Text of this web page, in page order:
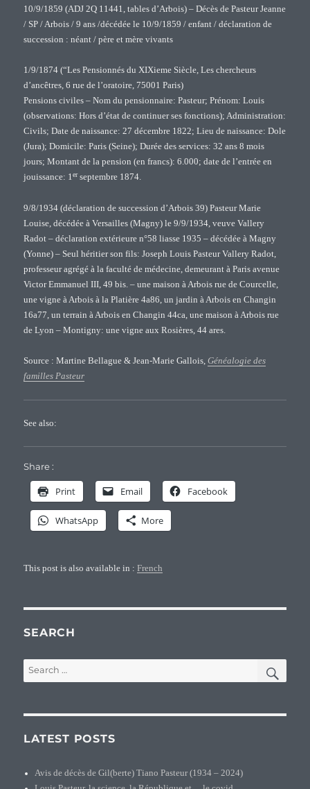
10/9/1859 (ADJ 2Q 11441, tables d’Arbois) – Décès de Pasteur Jeanne
/ SP / Arbois / 9 ans /décédée le 10/9/1859 / enfant / déclaration de
succession : néant / père et mère vivants
1/9/1874 (“Les Pensionnés du XIXieme Siècle, Les chercheurs
d’ancêtres, 6 rue de l’oratoire, 75001 Paris)
Pensions civiles – Nom du pensionnaire: Pasteur; Prénom: Louis
(observations: Hors d’état de continuer ses fonctions); Administration:
Civils; Date de naissance: 27 décembre 1822; Lieu de naissance: Dole
(Jura); Domicile: Paris (Seine); Durée des services: 32 ans 8 mois
jours; Montant de la pension (en francs): 6.000; date de l’entrée en
jouissance: 1erseptembre 1874.
9/8/1934 (déclaration de succession d’Arbois 39) Pasteur Marie
Louise, décédée à Versailles (Magny) le 9/9/1934, veuve Vallery
Radot – déclaration extérieure n°58 liasse 1935 – décédée à Magny
(Yonne) – Seul héritier son fils: Joseph Louis Pasteur Vallery Radot,
professeur agrégé à la faculté de médecine, demeurant à Paris avenue
Victor Emmanuel III, 49 bis. – une maison à Arbois rue de Courcelle,
une vigne à Arbois à la Platière 4a86, un jardin à Arbois en Changin
16a77, un terrain à Arbois en Changin 44ca, une maison à Arbois rue
de Lyon – Montigny: une vigne aux Rosières, 44 ares.
Source : Martine Bellague & Jean-Marie Gallois,Généalogie des
familles Pasteur
See also:
Share :
Print Email Facebook
WhatsApp More
This post is also available in :French
SEARCH
Search
for:
LATEST POSTS
Avis de décès de Gil(berte) Tiano Pasteur (1934 – 2024)